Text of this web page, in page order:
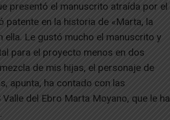
presentó el manuscrito atraída por el
patente en la historia de «Marta, la
ella. Le gustó mucho el manuscrito y
para el proyecto menos en dos
de mis hijas, el personaje de
apunta, ha contado con las
del Ebro Marta Moyano, que le ha